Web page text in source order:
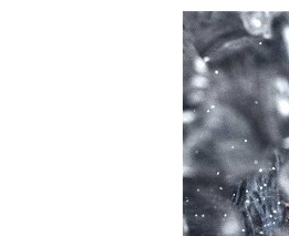
グラビア
ショッピング
その他